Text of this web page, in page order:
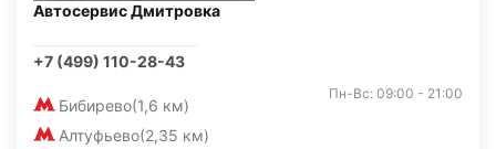
Автосервис Дмитровка
+7 (499) 110-28-43
Бибирево(1,6 км)
Алтуфьево(2,35 км)
Пн-Вс: 09:00 - 21:00